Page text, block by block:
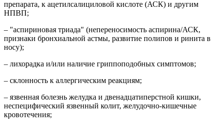
препарата, к ацетилсалициловой кислоте (АСК) и другим
НПВП;
– "аспириновая триада" (непереносимость аспирина/АСК,
признаки бронхиальной астмы, развитие полипов и ринита в
носу);
– лихорадка и/или наличие гриппоподобных симптомов;
– склонность к аллергическим реакциям;
– язвенная болезнь желудка и двенадцатиперстной кишки,
неспецифический язвенный колит, желудочно-кишечные
кровотечения;